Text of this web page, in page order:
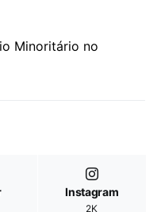
Instagram
2K